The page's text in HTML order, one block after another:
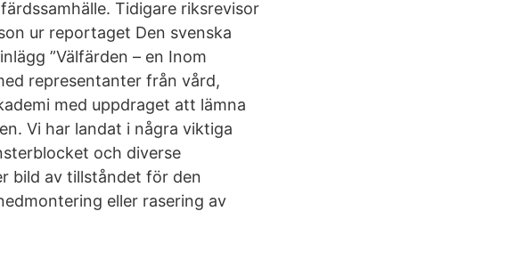
Tidigare riksrevisor
ur reportaget Den svenska
”Välfärden – en Inom
representanter från vård,
med uppdraget att lämna
Vi har landat i några viktiga
och diverse
bild av tillståndet för den
eller rasering av